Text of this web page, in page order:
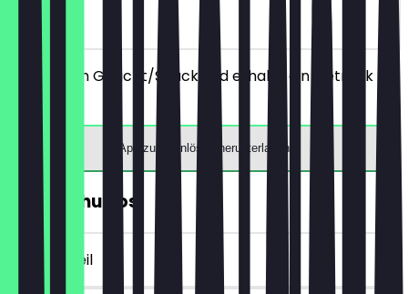
vor Ort
Bestelle ein Gericht/Snack und erhalte ein Getränk
gratis.
App zum Einlösen herunterladen
Gratis Churros
~5 € Vorteil